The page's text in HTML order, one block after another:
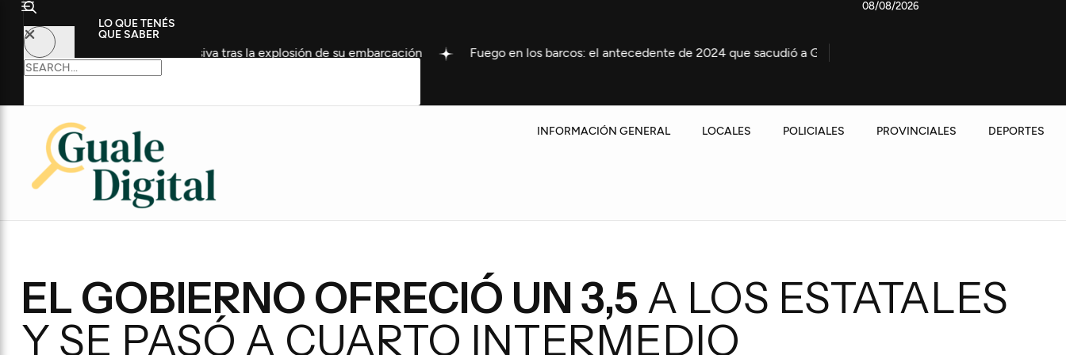
LO QUE TENÉS
QUE SABER
en Terapia Intensiva tras la explosión de su embarcación Fuego en los barcos: el antecedente de 2024 que sacudió a Gualeguaychú
08/08/2026
INFORMACIÓN GENERAL LOCALES POLICIALES PROVINCIALES DEPORTES
EL GOBIERNO OFRECIÓ UN 3,5 A LOS ESTATALES
Y SE PASÓ A CUARTO INTERMEDIO